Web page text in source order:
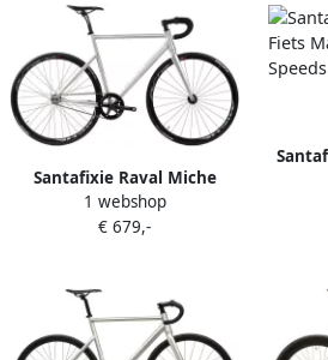
Santafixie Raval Miche
Edition Track Fiets Raw
1 webshop
€ 679,-
Matte